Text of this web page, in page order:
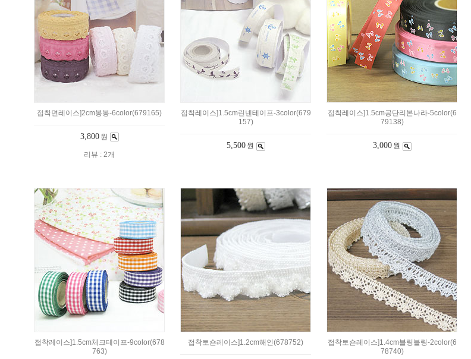
접착면레이스]2cm봉봉-6color(679165)
3,800 원
리뷰 : 2개
접착레이스]1.5cm린넨테이프-3color(679
157)
5,500 원
접착레이스]1.5cm공단리본나라-5color(6
79138)
3,000 원
접착레이스]1.5cm체크테이프-9color(678
763)
접착토숀레이스]1.2cm해인(678752)
접착토숀레이스]1.4cm블링블링-2color(6
78740)